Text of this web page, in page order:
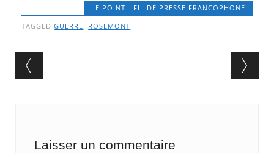
LE POINT - FIL DE PRESSE FRANCOPHONE
TAGGEDGUERRE, ROSEMONT
Post navigation
Laisser un commentaire